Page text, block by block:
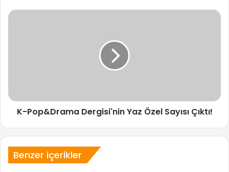
K-
K-Pop&Drama Dergisi'nin Yaz Özel Sayısı Çıktı!
Benzer içerikler